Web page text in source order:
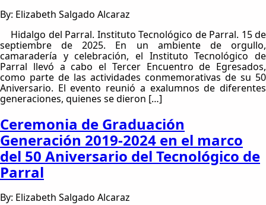
By: Elizabeth Salgado Alcaraz
Hidalgo del Parral. Instituto Tecnológico de Parral. 15 de
septiembre de 2025. En un ambiente de orgullo,
camaradería y celebración, el Instituto Tecnológico de
Parral llevó a cabo el Tercer Encuentro de Egresados,
como parte de las actividades conmemorativas de su 50
Aniversario. El evento reunió a exalumnos de diferentes
generaciones, quienes se dieron […]
Ceremonia de Graduación
Generación 2019-2024 en el marco
del 50 Aniversario del Tecnológico de
Parral
By: Elizabeth Salgado Alcaraz